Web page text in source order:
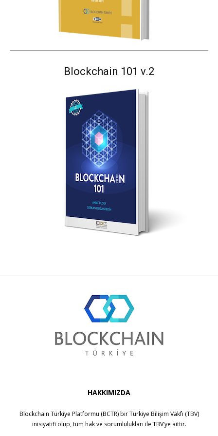
Blockchain 101 v.2
HAKKIMIZDA
Blockchain Türkiye Platformu (BCTR) birTürkiye Bilişim Vakfı (TBV)
inisiyatifi olup, tüm hak ve sorumlulukları ile TBV’ye aittir.